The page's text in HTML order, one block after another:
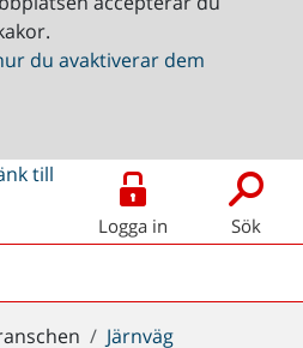
du avaktiverar dem
Logga in Sök
Järnväg